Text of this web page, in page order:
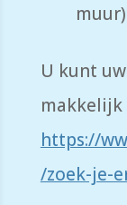
muur)
​U kunt
https://
/zoek-je-